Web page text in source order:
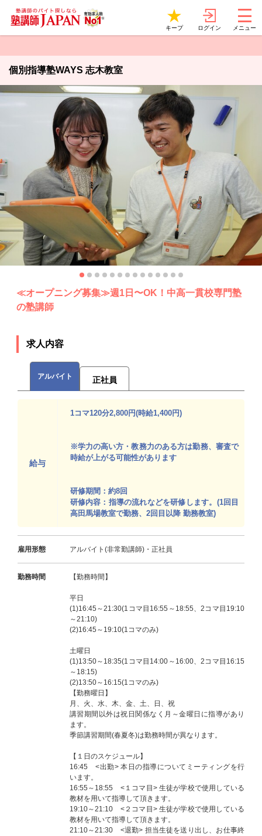
キープ ログイン メニュー
個別指導塾WAYS 志木教室
≪オープニング募集≫週1日〜OK！中高一貫校専門塾
の塾講師
求人内容
アルバイト 正社員
給与
1コマ120分2,800円(時給1,400円)
※学力の高い方・教務力のある方は勤務、審査で
時給が上がる可能性があります
研修期間：約8回
研修内容：指導の流れなどを研修します。(1回目
高田馬場教室で勤務、2回目以降 勤務教室)
雇用形態 アルバイト(非常勤講師)・正社員
勤務時間 【勤務時間】
平日
(1)16:45～21:30(1コマ目16:55～18:55、2コマ目19:10
～21:10)
(2)16:45～19:10(1コマのみ)
土曜日
(1)13:50～18:35(1コマ目14:00～16:00、2コマ目16:15
～18:15)
(2)13:50～16:15(1コマのみ)
【勤務曜日】
月、火、水、木、金、土、日、祝
講習期間以外は祝日関係なく月～金曜日に指導があり
ます。
季節講習期間(春夏冬)は勤務時間が異なります。
【１日のスケジュール】
16:45 <出勤> 本日の指導についてミーティングを行
います。
16:55～18:55 <１コマ目> 生徒が学校で使用している
教材を用いて指導して頂きます。
19:10～21:10 <２コマ目> 生徒が学校で使用している
教材を用いて指導して頂きます。
21:10～21:30 <退勤> 担当生徒を送り出し、お仕事終